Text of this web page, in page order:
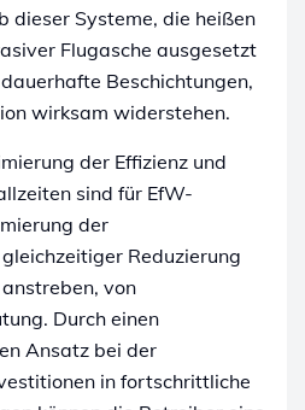
dieser Systeme, die heißen
Flugasche ausgesetzt
Beschichtungen,
wirksam widerstehen.
der Effizienz und
sind für EfW-
der
Reduzierung
von
Durch einen
Ansatz bei der
in fortschrittliche